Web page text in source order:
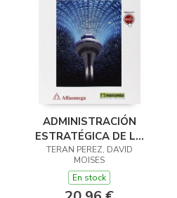
ADMINISTRACIÓN
ESTRATÉGICA DE LA
FUNCIÓN
INFORMÁTICA
TERAN PEREZ, DAVID
MOISES
En stock